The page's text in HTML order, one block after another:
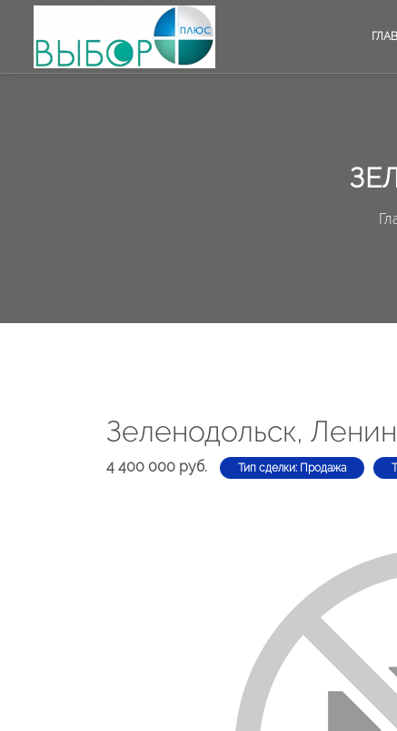
Зеленодольск,
4 400 000 руб. Тип сделки: Продажа